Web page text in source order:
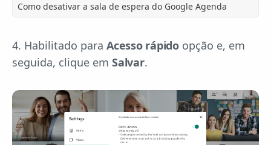
Como desativar a sala de espera do Google Agenda
4. Habilitado para Acesso rápidoopção e, em
seguida, clique em Salvar.